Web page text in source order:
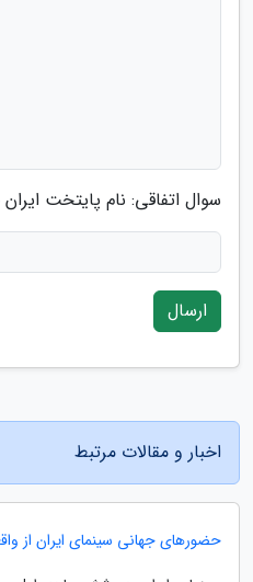
سوال اتفاقی: نام پایتخت
ارسال
اخبار و مقالات مرتبط
حضورهای جهانی سینمای ایران از